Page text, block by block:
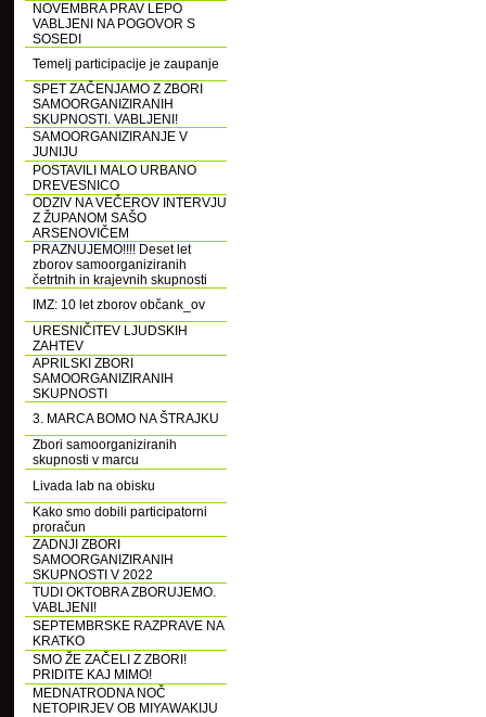
NOVEMBRA PRAV LEPO
VABLJENI NA POGOVOR S
SOSEDI
Temelj participacije je zaupanje
SPET ZAČENJAMO Z ZBORI
SAMOORGANIZIRANIH
SKUPNOSTI. VABLJENI!
SAMOORGANIZIRANJE V
JUNIJU
POSTAVILI MALO URBANO
DREVESNICO
ODZIV NA VEČEROV INTERVJU
Z ŽUPANOM SAŠO
ARSENOVIČEM
PRAZNUJEMO!!!! Deset let
zborov samoorganiziranih
četrtnih in krajevnih skupnosti
IMZ: 10 let zborov občank_ov
URESNIČITEV LJUDSKIH
ZAHTEV
APRILSKI ZBORI
SAMOORGANIZIRANIH
SKUPNOSTI
3. MARCA BOMO NA ŠTRAJKU
Zbori samoorganiziranih
skupnosti v marcu
Livada lab na obisku
Kako smo dobili participatorni
proračun
ZADNJI ZBORI
SAMOORGANIZIRANIH
SKUPNOSTI V 2022
TUDI OKTOBRA ZBORUJEMO.
VABLJENI!
SEPTEMBRSKE RAZPRAVE NA
KRATKO
SMO ŽE ZAČELI Z ZBORI!
PRIDITE KAJ MIMO!
MEDNATRODNA NOČ
NETOPIRJEV OB MIYAWAKIJU